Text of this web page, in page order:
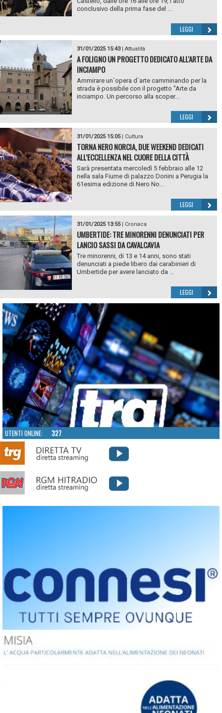
conclusivo della prima fase del ...
LEGGI
31/01/2025 15:43| Attualità
A FOLIGNO UN PROGETTO DEDICATO ALL'ARTE DA
INCIAMPO
Ammirare un`opera d`arte camminando per la
strada è possibile con il progetto "Arte da
inciampo. Un percorso alla scoper...
LEGGI
31/01/2025 15:05| Cultura
TORNA NERO NORCIA, DUE WEEKEND DEDICATI
ALL’ECCELLENZA NEL CUORE DELLA CITTÀ
Sarà presentata mercoledì 5 febbraio alle 12
nella sala Fiume di palazzo Donini a Perugia la
61esima edizione di Nero No...
LEGGI
31/01/2025 13:55| Cronaca
UMBERTIDE: TRE MINORENNI DENUNCIATI PER
LANCIO SASSI DA CAVALCAVIA
Tre minorenni, di 13 e 14 anni, sono stati
denunciati a piede libero dai carabinieri di
Umbertide per avere lanciato da ...
LEGGI
UTENTI ONLINE: 327